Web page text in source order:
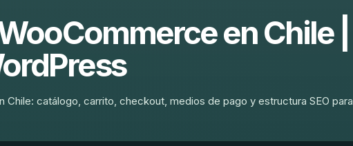
en Chile |
Chile: catálogo, carrito, checkout, medios de pago y estructura SEO para